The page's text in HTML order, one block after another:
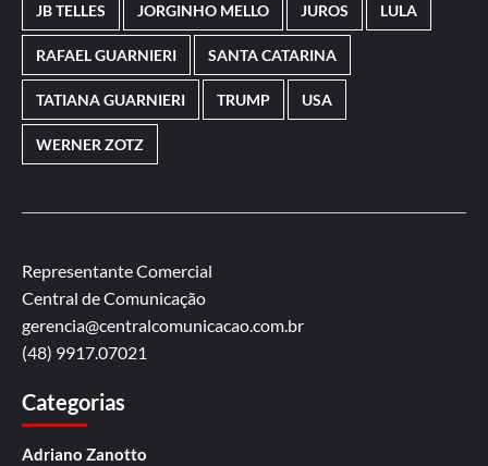
JB TELLES JORGINHO MELLO JUROS LULA
RAFAEL GUARNIERI SANTA CATARINA
TATIANA GUARNIERI TRUMP USA
WERNER ZOTZ
Representante Comercial
Central de Comunicação
gerencia@centralcomunicacao.com.br
(48) 9917.07021
Categorias
Adriano Zanotto